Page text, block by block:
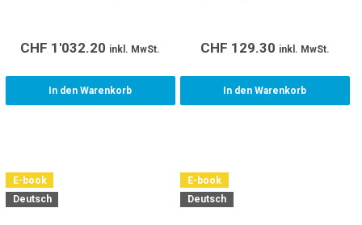
CHF 1'032.20 inkl. MwSt.
In den Warenkorb
CHF 129.30 inkl. MwSt.
In den Warenkorb
E-book
Deutsch
E-book
Deutsch